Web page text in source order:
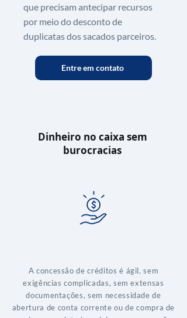
que precisam antecipar recursos
por meio do desconto de
duplicatas dos sacados parceiros.
Entre em contato
Dinheiro no caixa sem
burocracias
A concessão de créditos é ágil, sem
exigências complicadas, sem extensas
documentações, sem necessidade de
abertura de conta corrente ou de compra de